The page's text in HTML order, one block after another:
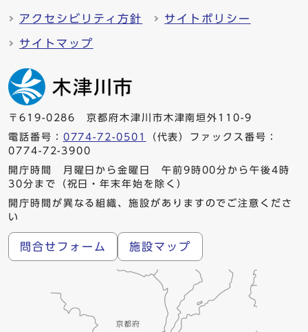
アクセシビリティ方針 サイトポリシー
サイトマップ
〒619-0286 京都府木津川市木津南垣外110-9
電話番号： 0774-72-0501
（代表）ファックス番号：
0774-72-3900
開庁時間 月曜日から金曜日 午前9時00分から午後4時
30分まで（祝日・年末年始を除く）
開庁時間が異なる組織、施設がありますのでご注意くださ
い
問合せフォーム 施設マップ